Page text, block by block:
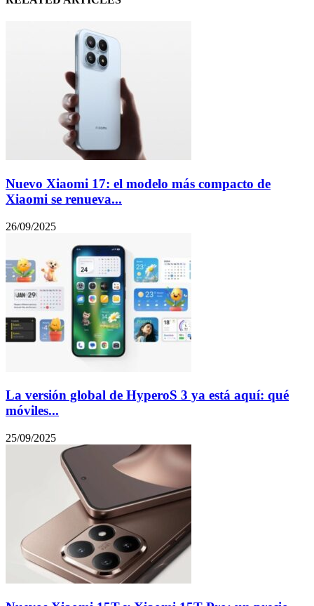
Nuevo Xiaomi 17: el modelo más compacto de
Xiaomi se renueva...
26/09/2025
La versión global de HyperoS 3 ya está aquí: qué
móviles...
25/09/2025